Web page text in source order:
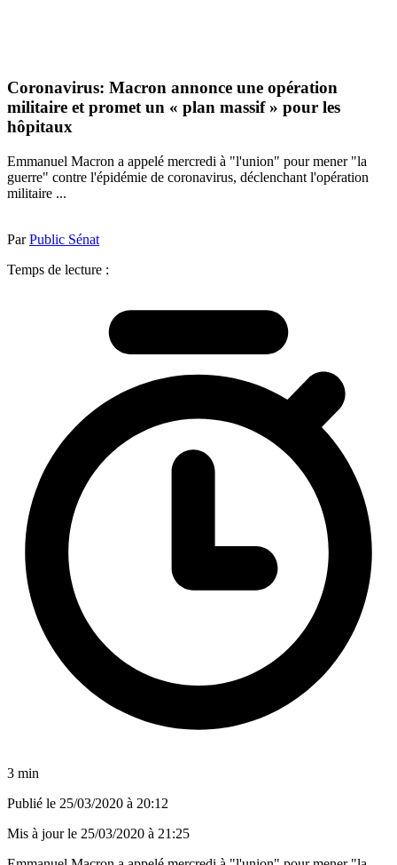
Coronavirus: Macron annonce une opération
militaire et promet un « plan massif » pour les
hôpitaux
Emmanuel Macron a appelé mercredi à "l'union" pour mener "la
guerre" contre l'épidémie de coronavirus, déclenchant l'opération
militaire ...
ParPublic Sénat
Temps de lecture :
3 min
Publié le 25/03/2020 à 20:12
Mis à jour le 25/03/2020 à 21:25